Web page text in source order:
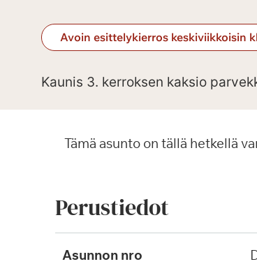
Avoin esittelykierros keskiviikkoisin
Kaunis 3. kerroksen kaksio
Tämä asunto on tällä hetkellä
Perustiedot
Asunnon nro